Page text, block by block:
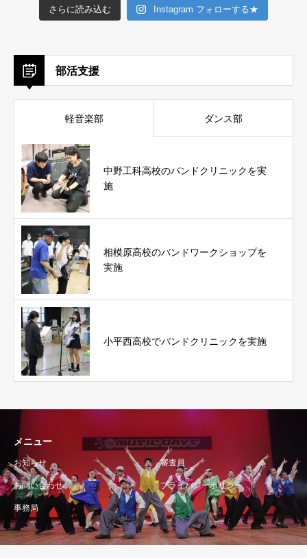
さらに読み込む Instagram フォローする★
部活支援
軽音楽部 ダンス部
中野工科高校のバンドクリニックを実
施
相模原高校のバンドワークショップを
実施
小平西高校でバンドクリニックを実施
メニュー
お知らせ 審査員
お問い合わせ プライバシーポリシー
事務局